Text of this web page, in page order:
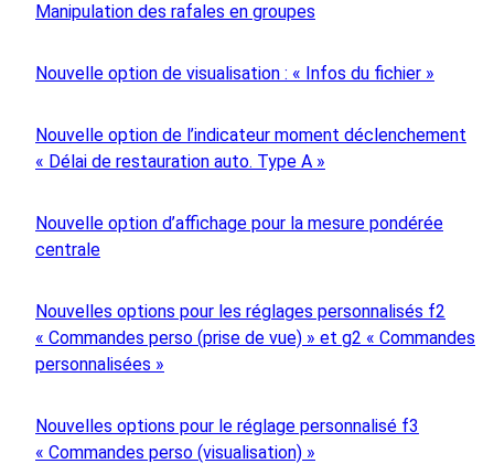
Manipulation des rafales en groupes
Nouvelle option de visualisation : « Infos du fichier »
Nouvelle option de l’indicateur moment déclenchement
« Délai de restauration auto. Type A »
Nouvelle option d’affichage pour la mesure pondérée
centrale
Nouvelles options pour les réglages personnalisés f2
« Commandes perso (prise de vue) » et g2 « Commandes
personnalisées »
Nouvelles options pour le réglage personnalisé f3
« Commandes perso (visualisation) »